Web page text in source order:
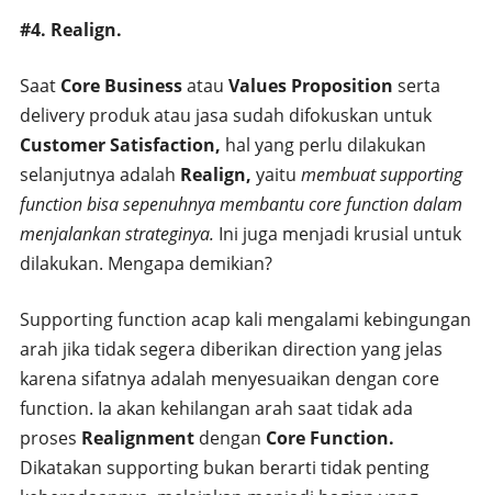
#4. Realign.
Saat Core Businessatau Values Proposition serta
delivery produk atau jasa sudah difokuskan untuk
Customer Satisfaction, hal yang perlu dilakukan
selanjutnya adalah Realign, yaitu membuat supporting
function bisa sepenuhnya membantu core function dalam
menjalankan strateginya. Ini juga menjadi krusial untuk
dilakukan. Mengapa demikian?
Supporting function acap kali mengalami kebingungan
arah jika tidak segera diberikan direction yang jelas
karena sifatnya adalah menyesuaikan dengan core
function. Ia akan kehilangan arah saat tidak ada
proses Realignmentdengan Core Function.
Dikatakan supporting bukan berarti tidak penting